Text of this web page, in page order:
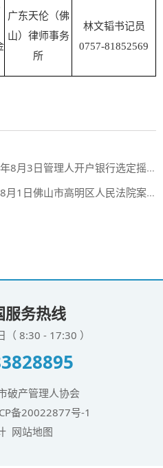
广东天伦（佛
山）律师事务
所
林文韬书记员
0757-81852569
管理人开户银行选定摇珠结果（第三十二期）
日佛山市高明区人民法院案件摇珠结果
服务热线
（ 8:30 - 17:30 ）
破产管理人协会
备20022877号-1
网站地图